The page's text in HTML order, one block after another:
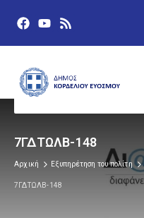
7ΓΔΤΩΛΒ-148
Αρχική Εξυπηρέτηση του πολίτη
7ΓΔΤΩΛΒ-148